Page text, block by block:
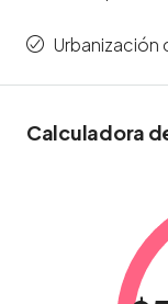
Urbanización
Calculadora